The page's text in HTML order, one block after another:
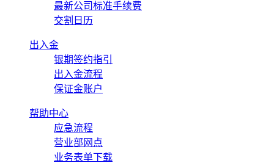
最新公司标准手续费
交割日历
出入金
银期签约指引
出入金流程
保证金账户
帮助中心
应急流程
营业部网点
业务表单下载